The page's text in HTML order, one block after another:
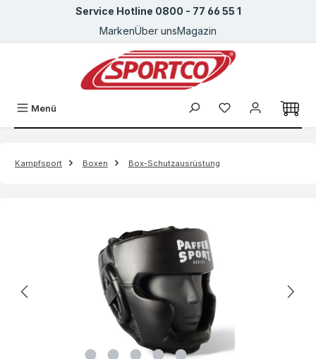
Zum Hauptinhalt springenService Hotline 0800 - 77 66 55 1
MarkenÜber unsMagazin
Menü
Kampfsport Boxen Box-Schutzausrüstung